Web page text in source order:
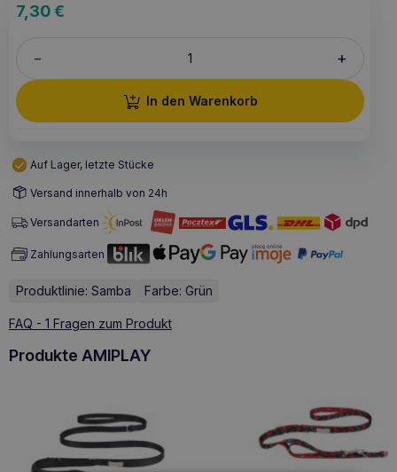
7,30€
– +
In den Warenkorb
Auf Lager, letzte Stücke
Versand innerhalb von 24h
Versandarten
Zahlungsarten
Produktlinie: Samba Farbe: Grün
FAQ - 1 Fragen zum Produkt
Produkte AMIPLAY